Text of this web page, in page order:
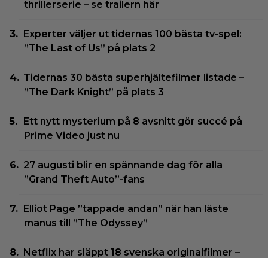
thrillerserie – se trailern här
Experter väljer ut tidernas 100 bästa tv-spel:
”The Last of Us” på plats 2
Tidernas 30 bästa superhjältefilmer listade –
”The Dark Knight” på plats 3
Ett nytt mysterium på 8 avsnitt gör succé på
Prime Video just nu
27 augusti blir en spännande dag för alla
”Grand Theft Auto”-fans
Elliot Page ”tappade andan” när han läste
manus till ”The Odyssey”
Netflix har släppt 18 svenska originalfilmer –